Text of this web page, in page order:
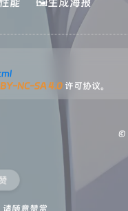
能 🖼️生成海报
BY-NC-SA 4.0 许可协议。
©
随意赞赏